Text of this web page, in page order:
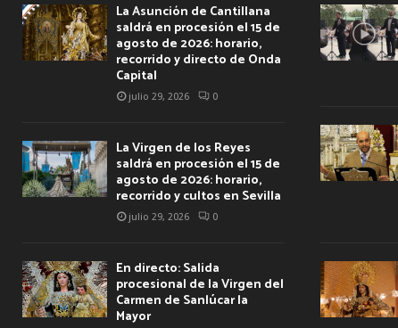
La Asunción de Cantillana
saldrá en procesión el 15 de
agosto de 2026: horario,
recorrido y directo de Onda
Capital
julio 29, 2026 0
La Virgen de los Reyes
saldrá en procesión el 15 de
agosto de 2026: horario,
recorrido y cultos en Sevilla
julio 29, 2026 0
En directo: Salida
procesional de la Virgen del
Carmen de Sanlúcar la
Mayor